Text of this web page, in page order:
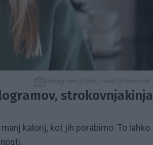
strokovnjakinja
kalorij, kot jih porabimo. To lahko